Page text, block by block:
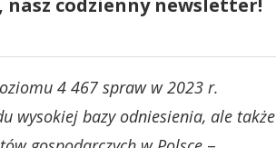
, nasz codzienny newsletter!
4 467 spraw w 2023 r.
wysokiej bazy odniesienia, ale także